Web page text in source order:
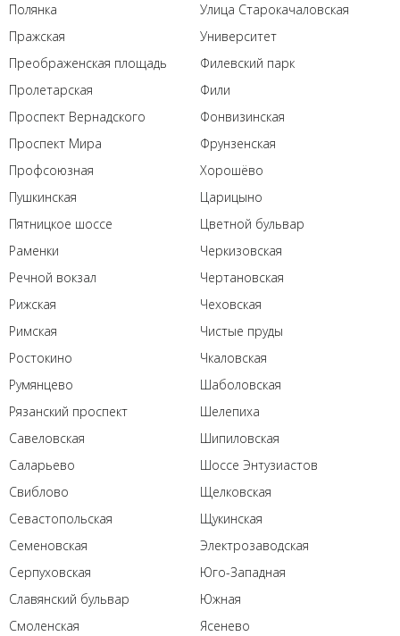
Полянка
Пражская
Преображенская площадь
Пролетарская
Проспект Вернадского
Проспект Мира
Профсоюзная
Пушкинская
Пятницкое шоссе
Раменки
Речной вокзал
Рижская
Римская
Ростокино
Румянцево
Рязанский проспект
Савеловская
Саларьево
Свиблово
Севастопольская
Семеновская
Серпуховская
Славянский бульвар
Смоленская
Улица Старокачаловская
Университет
Филевский парк
Фили
Фонвизинская
Фрунзенская
Хорошёво
Царицыно
Цветной бульвар
Черкизовская
Чертановская
Чеховская
Чистые пруды
Чкаловская
Шаболовская
Шелепиха
Шипиловская
Шоссе Энтузиастов
Щелковская
Щукинская
Электрозаводская
Юго-Западная
Южная
Ясенево